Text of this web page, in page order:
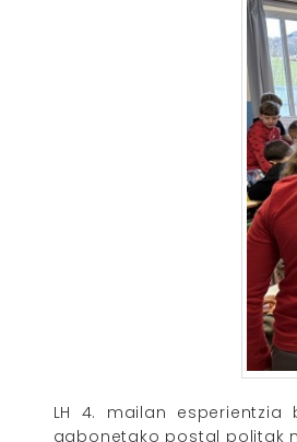
LH 4. mailan
gabonetako postal politak